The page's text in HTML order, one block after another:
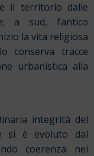
il territorio dalle
a sud, l’antico
la vita religiosa
conserva tracce
urbanistica alla
integrità del
si è evoluto dal
coerenza nei